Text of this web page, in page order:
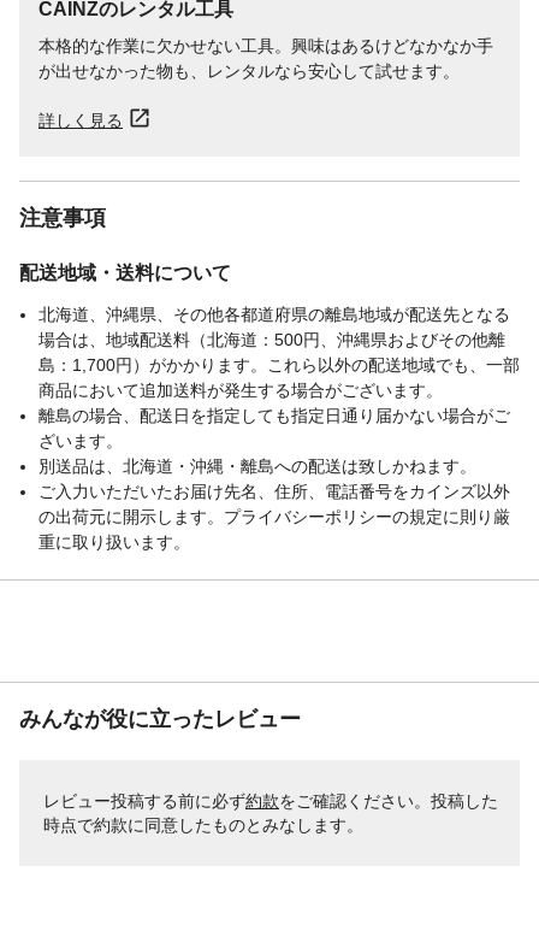
CAINZのレンタル工具
本格的な作業に欠かせない工具。興味はあるけどなかなか手
が出せなかった物も、レンタルなら安心して試せます。
詳しく見る
注意事項
配送地域・送料について
北海道、沖縄県、その他各都道府県の離島地域が配送先となる
場合は、地域配送料（北海道：500円、沖縄県およびその他離
島：1,700円）がかかります。これら以外の配送地域でも、一部
商品において追加送料が発生する場合がございます。
離島の場合、配送日を指定しても指定日通り届かない場合がご
ざいます。
別送品は、北海道・沖縄・離島への配送は致しかねます。
ご入力いただいたお届け先名、住所、電話番号をカインズ以外
の出荷元に開示します。プライバシーポリシーの規定に則り厳
重に取り扱います。
みんなが役に立ったレビュー
レビュー投稿する前に必ず約款をご確認ください。投稿した
時点で約款に同意したものとみなします。